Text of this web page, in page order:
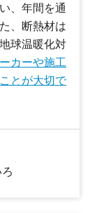
、年間を通
、断熱材は
球温暖化対
カーや施工
とが大切で